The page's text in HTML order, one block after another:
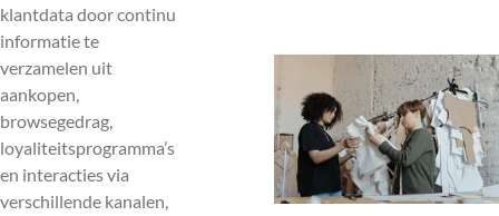
klantdata door continu
informatie te
verzamelen uit
aankopen,
browsegedrag,
loyaliteitsprogramma’s
en interacties via
verschillende kanalen,